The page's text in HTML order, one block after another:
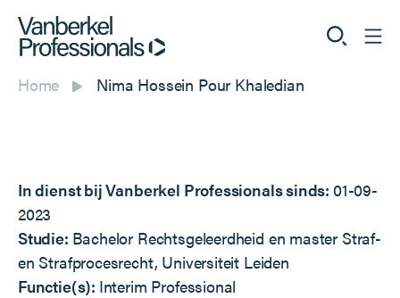
Professionals
Dienstverlening
Over ons
Home Nima Hossein Pour Khaledian
In dienst bij Vanberkel Professionals sinds: 01-09-
2023
Studie: Bachelor Rechtsgeleerdheid en master Straf-
en Strafprocesrecht, Universiteit Leiden
Functie(s): Interim Professional